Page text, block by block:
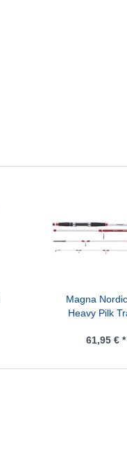
Magna
Heavy Pilk
61,95 € *